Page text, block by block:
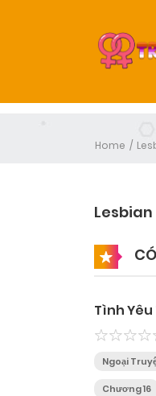
Home
Tình
Ngoại
Chương 16